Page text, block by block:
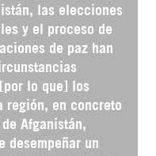
las elecciones
y el proceso de
de paz han
lo que] los
región, en concreto
Afganistán,
desempeñar un